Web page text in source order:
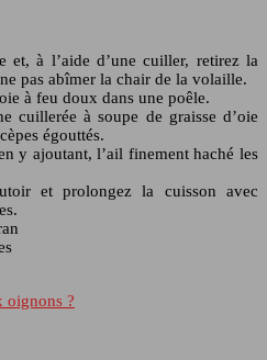
et, à l’aide d’une cuiller, retirez la
pas abîmer la chair de la volaille.
à feu doux dans une poêle.
cuillerée à soupe de graisse d’oie
égouttés.
y ajoutant, l’ail finement haché les
et prolongez la cuisson avec
oignons ?